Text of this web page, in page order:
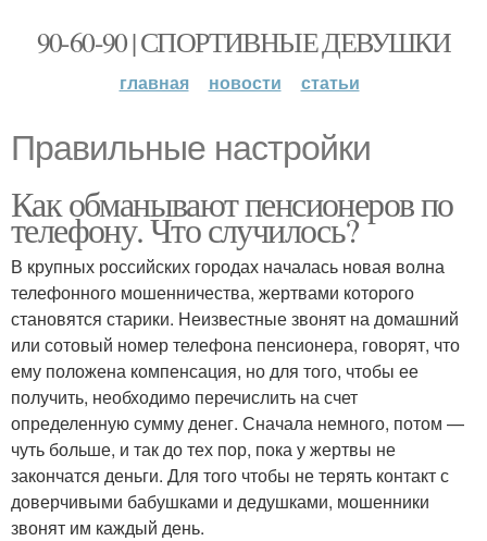
90-60-90 | СПОРТИВНЫЕ ДЕВУШКИ
главная новости статьи
Правильные настройки
Как обманывают пенсионеров по
телефону. Что случилось?
В крупных российских городах началась новая волна
телефонного мошенничества, жертвами которого
становятся старики. Неизвестные звонят на домашний
или сотовый номер телефона пенсионера, говорят, что
ему положена компенсация, но для того, чтобы ее
получить, необходимо перечислить на счет
определенную сумму денег. Сначала немного, потом —
чуть больше, и так до тех пор, пока у жертвы не
закончатся деньги. Для того чтобы не терять контакт с
доверчивыми бабушками и дедушками, мошенники
звонят им каждый день.